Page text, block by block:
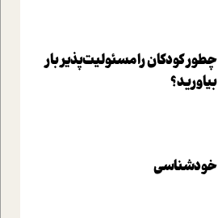
چطور کودکان را مسئولیت‌پذیر بار
بیاورید؟
خودشناسی